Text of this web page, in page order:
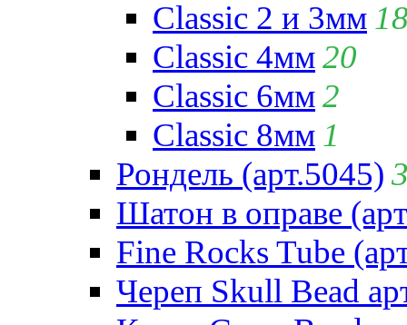
Classic 2 и 3мм
Classic 4мм20
Classic 6мм2
Classic 8мм 1
Рондель (арт.5045)
Шатон в оправе
Fine Rocks Tube
Череп Skull Bead